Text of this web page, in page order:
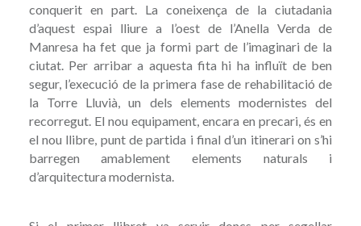
conquerit en part. La coneixença de la ciutadania
d’aquest espai lliure a l’oest de l’Anella Verda de
Manresa ha fet que ja formi part de l’imaginari de la
ciutat. Per arribar a aquesta fita hi ha influït de ben
segur, l’execució de la primera fase de rehabilitació de
la Torre Lluvià, un dels elements modernistes del
recorregut. El nou equipament, encara en precari, és en
el nou llibre, punt de partida i final d’un itinerari on s’hi
barregen amablement elements naturals i
d’arquitectura modernista.